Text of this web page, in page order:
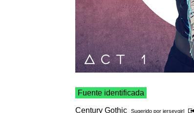
Fuente identificada
Century Gothic Sugerido por jerseygirl